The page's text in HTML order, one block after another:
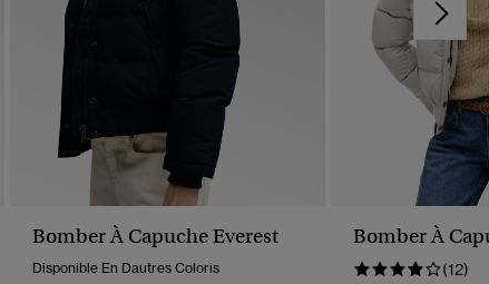
Bomber À Capuche Everest
Disponible En Dautres Coloris
Bomber À
(12)